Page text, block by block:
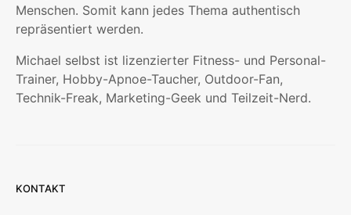
Menschen. Somit kann jedes Thema authentisch
repräsentiert werden.
Michael selbst ist lizenzierter Fitness- und Personal-
Trainer, Hobby-Apnoe-Taucher, Outdoor-Fan,
Technik-Freak, Marketing-Geek und Teilzeit-Nerd.
KONTAKT